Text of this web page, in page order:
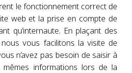
le fonctionnement correct de
web et la prise en compte de
qu’internaute. En plaçant des
vous facilitons la visite de
n’avez pas besoin de saisir à
mêmes informations lors de la